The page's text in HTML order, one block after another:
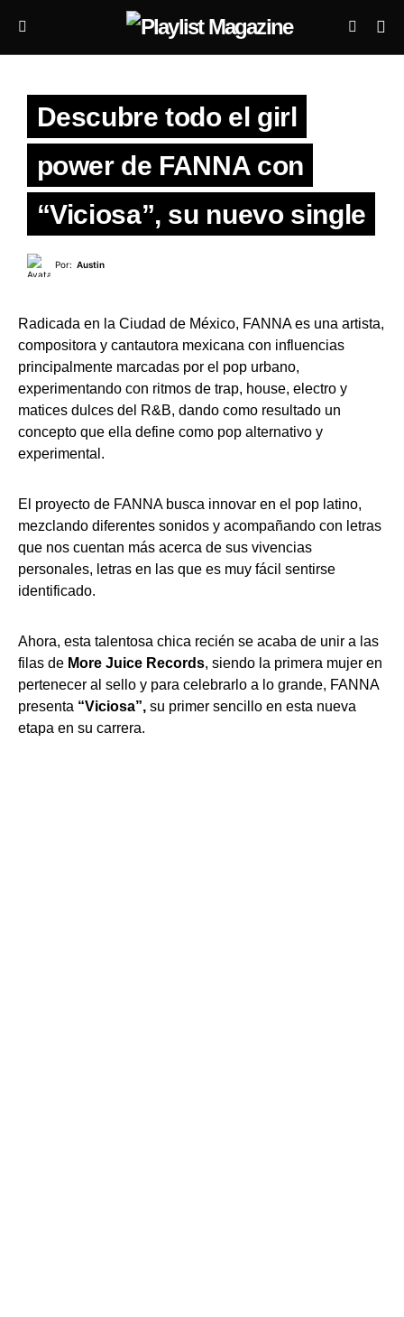
Descubre todo el girl
power de FANNA con
“Viciosa”, su nuevo single
Por: Austin
Radicada en la Ciudad de México, FANNA es una artista,
compositora y cantautora mexicana con influencias
principalmente marcadas por el pop urbano,
experimentando con ritmos de trap, house, electro y
matices dulces del R&B, dando como resultado un
concepto que ella define como pop alternativo y
experimental.
El proyecto de FANNA busca innovar en el pop latino,
mezclando diferentes sonidos y acompañando con letras
que nos cuentan más acerca de sus vivencias
personales, letras en las que es muy fácil sentirse
identificado.
Ahora, esta talentosa chica recién se acaba de unir a las
filas de More Juice Records, siendo la primera mujer en
pertenecer al sello y para celebrarlo a lo grande, FANNA
presenta “Viciosa”, su primer sencillo en esta nueva
etapa en su carrera.